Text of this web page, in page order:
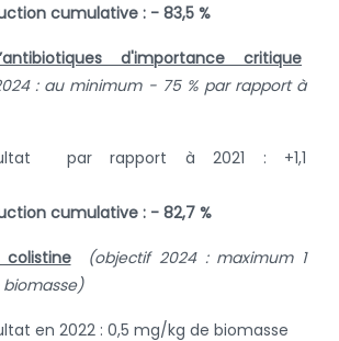
cumulative : - 83,5 %
d'importance critique
: au minimum - 75 % par rapport à
par rapport à 2021 : +1,1
cumulative : - 82,7 %
(objectif 2024 : maximum 1
en 2022 : 0,5 mg/kg de biomasse